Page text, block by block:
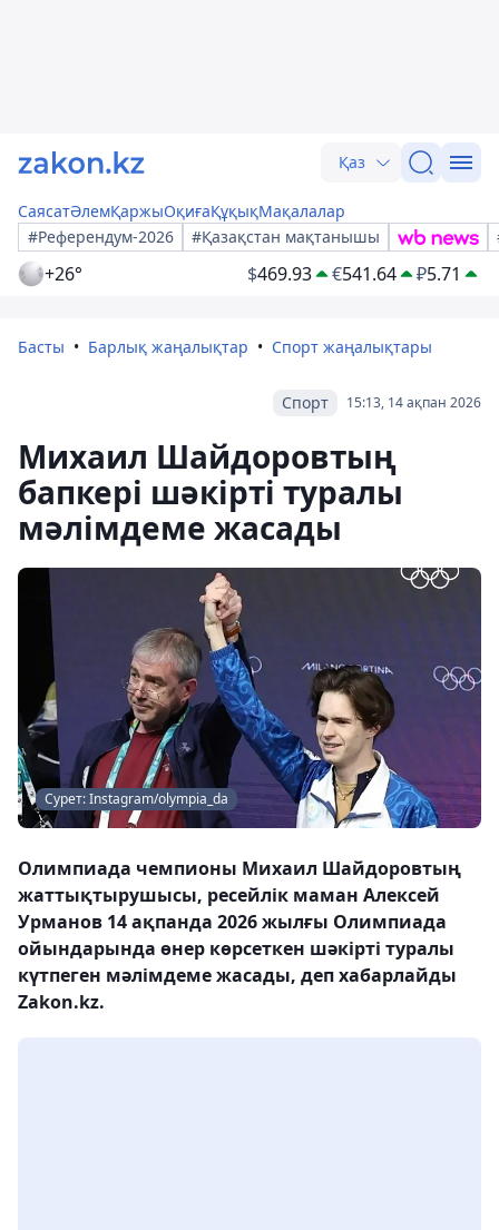
Қаз
СаясатӘлемҚаржыОқиғаҚұқықМақалалар
#Референдум-2026
#Қазақстан мақтанышы
+26° $469.93 €541.64 ₽5.71
Басты Барлық жаңалықтар Спорт жаңалықтары
15:13, 14 ақпан 2026
Спорт
Михаил Шайдоровтың
бапкері шәкірті туралы
мәлімдеме жасады
Сурет: Instagram/olympia_da
Олимпиада чемпионы Михаил Шайдоровтың
жаттықтырушысы, ресейлік маман Алексей
Урманов 14 ақпанда 2026 жылғы Олимпиада
ойындарында өнер көрсеткен шәкірті туралы
күтпеген мәлімдеме жасады, деп хабарлайды
Zakon.kz.